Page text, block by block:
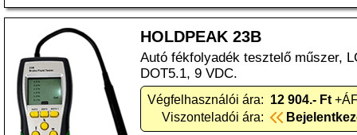
HOLDPEAK 23B
Autó fékfolyadék tesztelő műszer,
DOT5.1, 9 VDC.
Végfelhasználói ára: 12 904.- Ft
Viszonteladói ára: